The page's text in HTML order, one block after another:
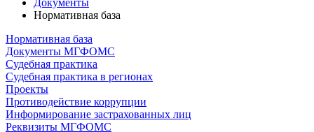
Документы
Нормативная база
Нормативная база
Документы МГФОМС
Судебная практика
Судебная практика в регионах
Проекты
Противодействие коррупции
Информирование застрахованных лиц
Реквизиты МГФОМС